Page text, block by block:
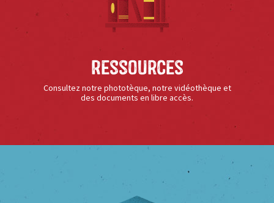
Ressources
Consultez notre phototèque, notre vidéothèque et
des documents en libre accès.